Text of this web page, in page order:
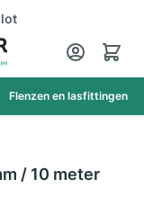
Cart
Flenzen en lasfittingen
/ 10 meter